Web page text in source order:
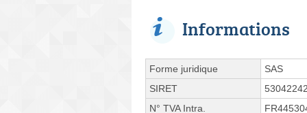
Informations
Forme juridique
SAS
SIRET
N° TVA Intra.